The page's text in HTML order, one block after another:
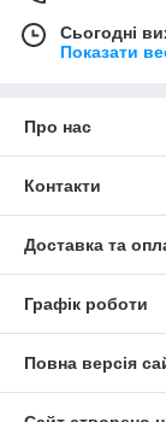
Сьогодні
Показати
Про нас
Контакти
Доставка та
Графік роботи
Повна версія